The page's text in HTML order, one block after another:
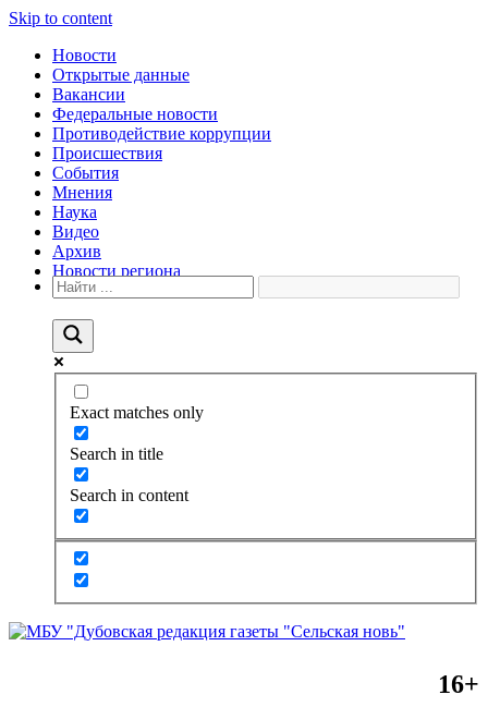
Skip to content
Новости
Открытые данные
Вакансии
Федеральные новости
Противодействие коррупции
Происшествия
События
Мнения
Наука
Видео
Архив
Новости региона
Exact matches only
Search in title
Search in content
16+